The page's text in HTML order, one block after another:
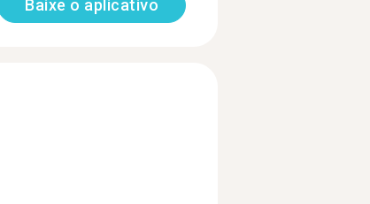
Baixe o aplicativo